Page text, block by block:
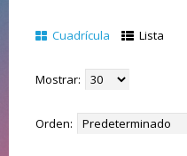
Cuadrícula Lista
Mostrar:
Orden: